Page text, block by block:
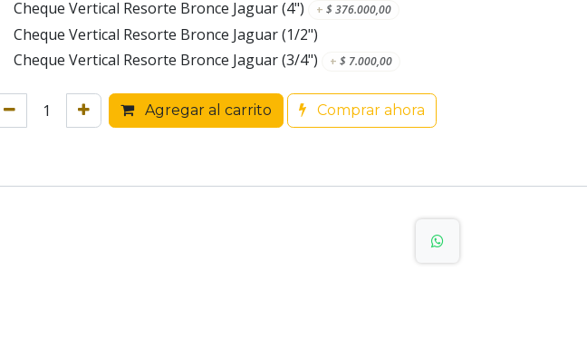
Cheque Vertical Resorte Bronce Jaguar (4") + $376.000,00
Cheque Vertical Resorte Bronce Jaguar (1/2")
Cheque Vertical Resorte Bronce Jaguar (3/4")
+ $ 7.000,00
Agregar al carrito Comprar ahora